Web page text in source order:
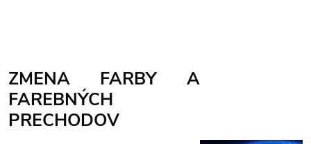
ZMENA FARBY A
FAREBNÝCH
PRECHODOV